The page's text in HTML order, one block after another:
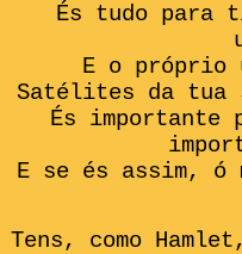
És tudo para
E o próprio
Satélites da tua
És importante
E se és assim, ó
Tens, como